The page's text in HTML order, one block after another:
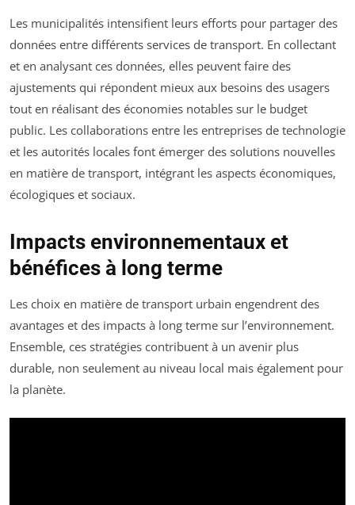
Les municipalités intensifient leurs efforts pour partager des
données entre différents services de transport. En collectant
et en analysant ces données, elles peuvent faire des
ajustements qui répondent mieux aux besoins des usagers
tout en réalisant des économies notables sur le budget
public. Les collaborations entre les entreprises de technologie
et les autorités locales font émerger des solutions nouvelles
en matière de transport, intégrant les aspects économiques,
écologiques et sociaux.
Impacts environnementaux et
bénéfices à long terme
Les choix en matière de transport urbain engendrent des
avantages et des impacts à long terme sur l’environnement.
Ensemble, ces stratégies contribuent à un avenir plus
durable, non seulement au niveau local mais également pour
la planète.